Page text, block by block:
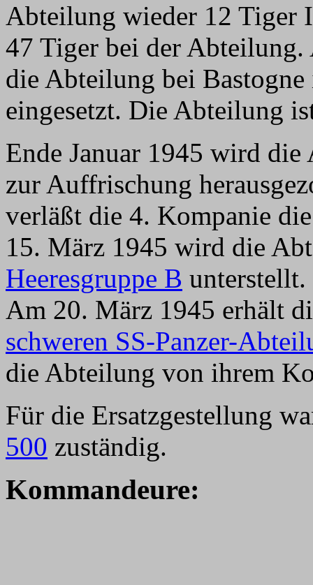
Abteilung wieder 12 Tiger
47 Tiger bei der
die Abteilung bei
eingesetzt. Die Abteilung
Ende Januar 1945 wird
zur Auffrischung
verläßt die 4. Kompanie
15. März 1945 wird die
Heeresgruppe B
Am 20. März 1945 erhält
schweren SS-Panzer-
die Abteilung von ihrem
Für die Ersatzgestellung
500 zuständig.
Kommandeure: